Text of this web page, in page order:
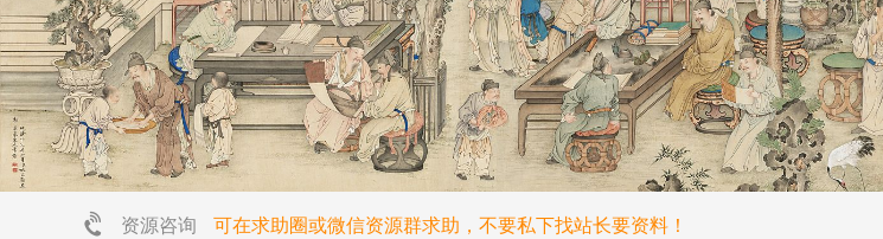
资源咨询 可在求助圈或微信资源群求助，不要私下找站长要资料！